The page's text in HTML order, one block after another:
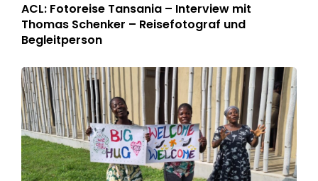
ACL: Fotoreise Tansania – Interview mit
Thomas Schenker – Reisefotograf und
Begleitperson